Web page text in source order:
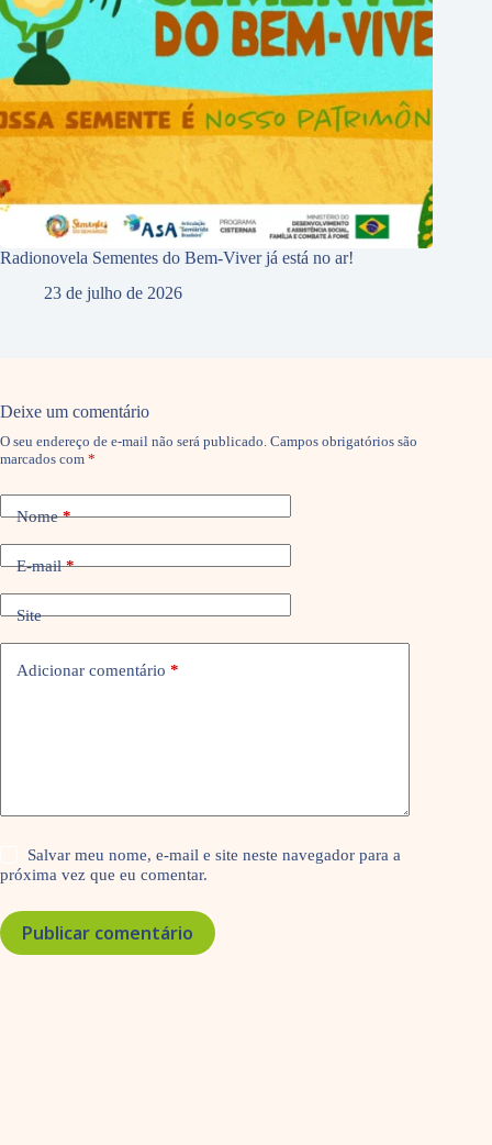
Radionovela Sementes do Bem-Viver já está no ar!
23 de julho de 2026
Deixe um comentário
O seu endereço de e-mail não será publicado. Campos obrigatórios são
marcados com *
Nome*
E-mail*
Site
Adicionar comentário *
Salvar meu nome, e-mail e site neste navegador para a
próxima vez que eu comentar.
Publicar comentário